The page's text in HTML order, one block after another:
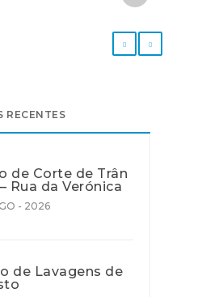
RECENTES
de Corte de Trân
Rua da Verónica
- 2026
de Lavagens de